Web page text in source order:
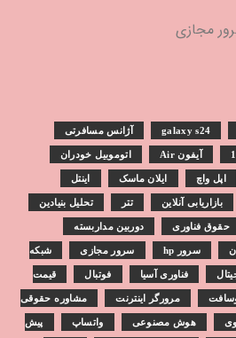
مجازی
galaxy s24 آژانس مسافرتی
آیفون Air اتوموبیل خودران
اپل واچ ایلان ماسک اینتل
بازاریابی آنلاین تتر تحلیل بنیادین
حقوق فناوری دوربین مداربسته
سرور hp سرور مجازی شبکه
فناوری آسیا فوتبال قیمت
مرورگر اینترنت مشاوره حقوقی
هوش مصنوعی واتساپ پیش